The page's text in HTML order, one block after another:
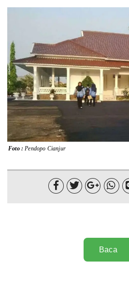
Ragam
Polpem
Pilkada
Lainnya
Sosial
Pertanian
Foto : Pendopo Cianjur
   
Baca